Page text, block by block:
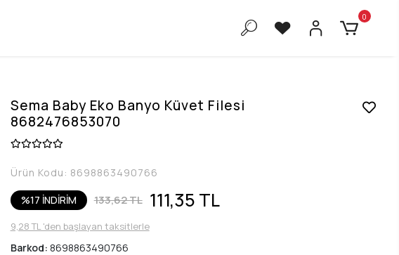
0
Sema Baby Eko Banyo Küvet Filesi
8682476853070
Ürün Kodu: 8698863490766
%17 İNDİRİM 133,62 TL 111,35 TL
9,28 TL 'den başlayan taksitlerle
Barkod: 8698863490766